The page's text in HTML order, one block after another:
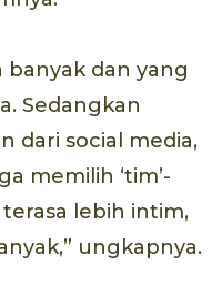
dan yang
Sedangkan
dari social media,
memilih ‘tim’-
lebih intim,
ungkapnya.